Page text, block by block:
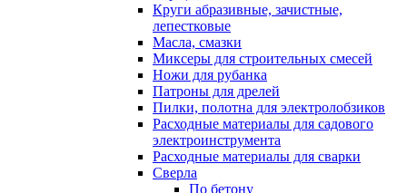
Круги абразивные, зачистные,
лепестковые
Масла, смазки
Миксеры для строительных смесей
Ножи для рубанка
Патроны для дрелей
Пилки, полотна для электролобзиков
Расходные материалы для садового
электроинструмента
Расходные материалы для сварки
Сверла
По бетону